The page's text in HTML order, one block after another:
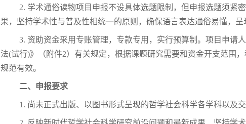
2. 学术通俗读物项目申报不设具体选题限制，但申报选题须紧
果，坚持学术性与普及性相统一的原则，确保语言表达通俗易懂，呈
3. 资助资金采用专账管理，专款专用，实行预算制。项目申请
法(试行)》（附件2）有关规定，根据课题研究需要和资金开支范围
规范有效。
二、申报要求
1. 尚未正式出版、以图书形式呈现的哲学社会科学各学科以及交